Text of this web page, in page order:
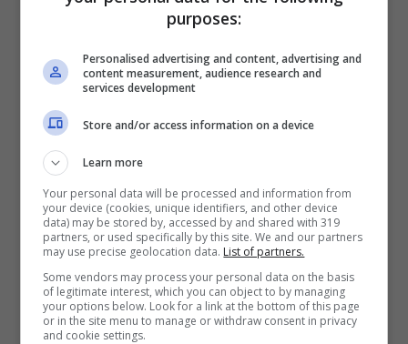
Il digitale ci può far fare soldi: ecco come -exfadda.it
2. Ebook, guide digitali e contenuti
scaricabili
Scrivere unebook, una guida pratica o un
PDF verticaleè uno dei metodi più
sottovalutati. Non serve essere scrittori:
serve risolvere un problema specifico.
purposes:
Personalised advertising and content, advertising and
content measurement, audience research and
services development
Store and/or access information on a device
Learn more
Your personal data will be processed and information from
your device (cookies, unique identifiers, and other device
data) may be stored by, accessed by and shared with 319
partners, or used specifically by this site. We and our partners
may use precise geolocation data. List of partners.
Some vendors may process your personal data on the basis
of legitimate interest, which you can object to by managing
your options below. Look for a link at the bottom of this page
or in the site menu to manage or withdraw consent in privacy
and cookie settings.